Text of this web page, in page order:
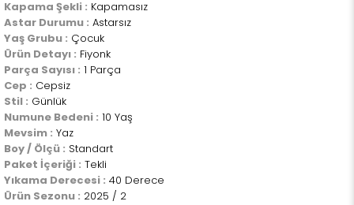
Kapama Şekli : Kapamasız
Astar Durumu : Astarsız
Yaş Grubu : Çocuk
Ürün Detayı : Fiyonk
Parça Sayısı : 1 Parça
Cep : Cepsiz
Stil : Günlük
Numune Bedeni : 10 Yaş
Mevsim : Yaz
Boy / Ölçü : Standart
Paket İçeriği : Tekli
Yıkama Derecesi : 40 Derece
Ürün Sezonu : 2025 / 2